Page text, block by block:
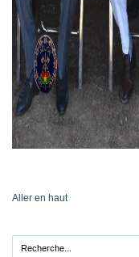
Aller en haut